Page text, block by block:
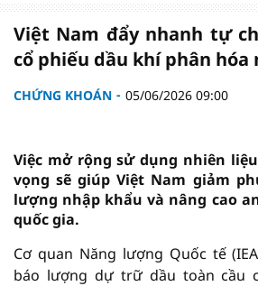
Việt Nam đẩy nhanh tự
cổ phiếu dầu khí phân hóa
CHỨNG KHOÁN 05/06/2026 09:00
Việc mở rộng sử dụng nhiên
vọng sẽ giúp Việt Nam giảm
lượng nhập khẩu và nâng cao
quốc gia.
Cơ quan Năng lượng Quốc tế
báo lượng dự trữ dầu toàn cầu